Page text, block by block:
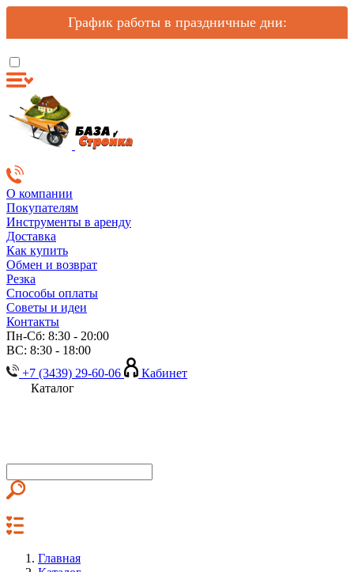
График работы в праздничные дни:
О компании
Покупателям
Инструменты в аренду
Доставка
Как купить
Обмен и возврат
Резка
Способы оплаты
Советы и идеи
Контакты
Пн-Сб: 8:30 - 20:00
ВС: 8:30 - 18:00
+7 (3439) 29-60-06
Кабинет
Каталог
Главная